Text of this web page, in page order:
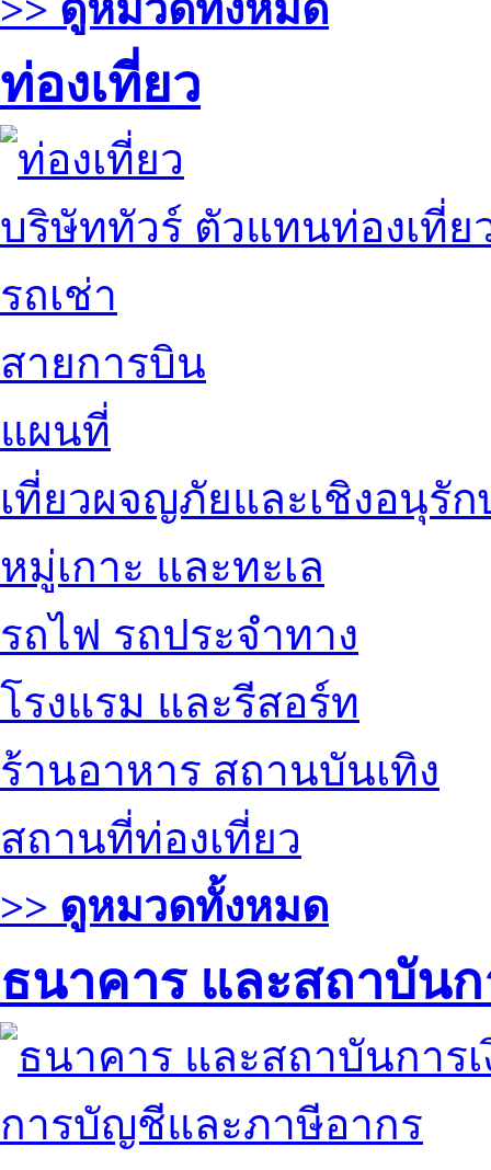
ท่องเที่ยว
บริษัททัวร์ ตัวแทนท่องเที่ย
รถเช่า
สายการบิน
แผนที่
เที่ยวผจญภัยและเชิงอนุรัก
หมู่เกาะ และทะเล
รถไฟ รถประจำทาง
โรงแรม และรีสอร์ท
ร้านอาหาร สถานบันเทิง
สถานที่ท่องเที่ยว
>> ดูหมวดทั้งหมด
ธนาคาร และสถาบันก
การบัญชีและภาษีอากร